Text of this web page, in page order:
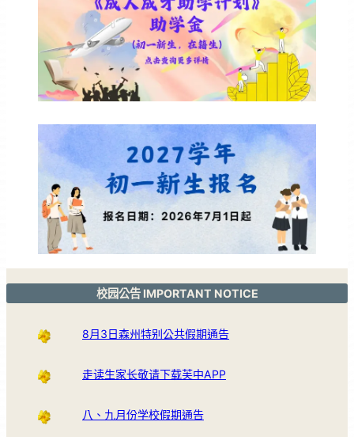
校园公告 IMPORTANT NOTICE
8月3日森州特别公共假期通告
走读生家长敬请下载芙中APP
八、九月份学校假期通告